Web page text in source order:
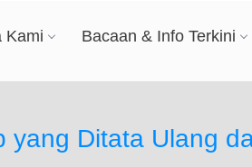
Kami Bacaan & Info Terkini
yang Ditata Ulang